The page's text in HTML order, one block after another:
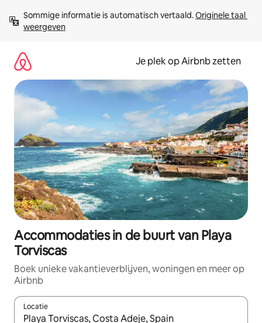
direct
naar
Sommige informatie is automatisch vertaald. Originele taal
weergeven
Je plek op Airbnb zetten
Accommodaties in de buurt van Playa
Torviscas
Boek unieke vakantieverblijven, woningen en meer op
Airbnb
Locatie
Wanneer er resultaten beschikbaar zijn, maak je een keuze